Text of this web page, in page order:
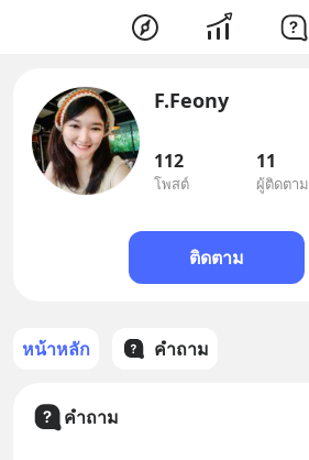
F.Feony
112
โพสต์
11
ผู้ติดตาม
ติดตาม
หน้าหลัก คำถาม
คำถาม